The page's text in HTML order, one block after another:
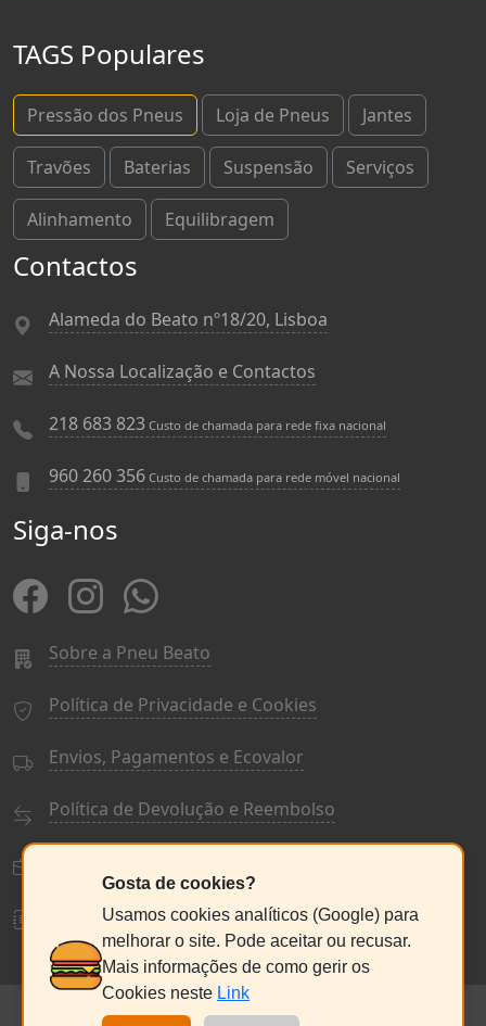
TAGS Populares
Pressão dos Pneus Loja de Pneus Jantes
Travões Baterias Suspensão Serviços
Alinhamento Equilibragem
Contactos
Alameda do Beato nº18/20, Lisboa
A Nossa Localização e Contactos
218 683 823 Custo de chamada para rede fixa nacional
960 260 356 Custo de chamada para rede móvel nacional
Siga-nos
Sobre a Pneu Beato
Política de Privacidade e Cookies
Envios, Pagamentos e Ecovalor
Política de Devolução e Reembolso
Livro de Reclamações
© PneuBeato 2025de Alberto Alexandre Silva Alves
Gosta de cookies?
Usamos cookies analíticos (Google) para
melhorar o site. Pode aceitar ou recusar.
Mais informações de como gerir os
Cookies neste Link